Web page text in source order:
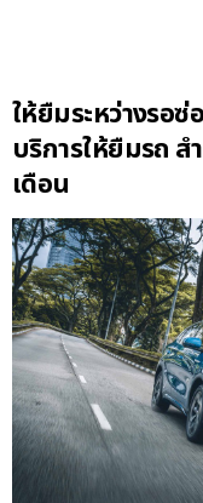
ให้ยืมระหว่างรอ
บริการให้ยืมรถ ส
เดือน